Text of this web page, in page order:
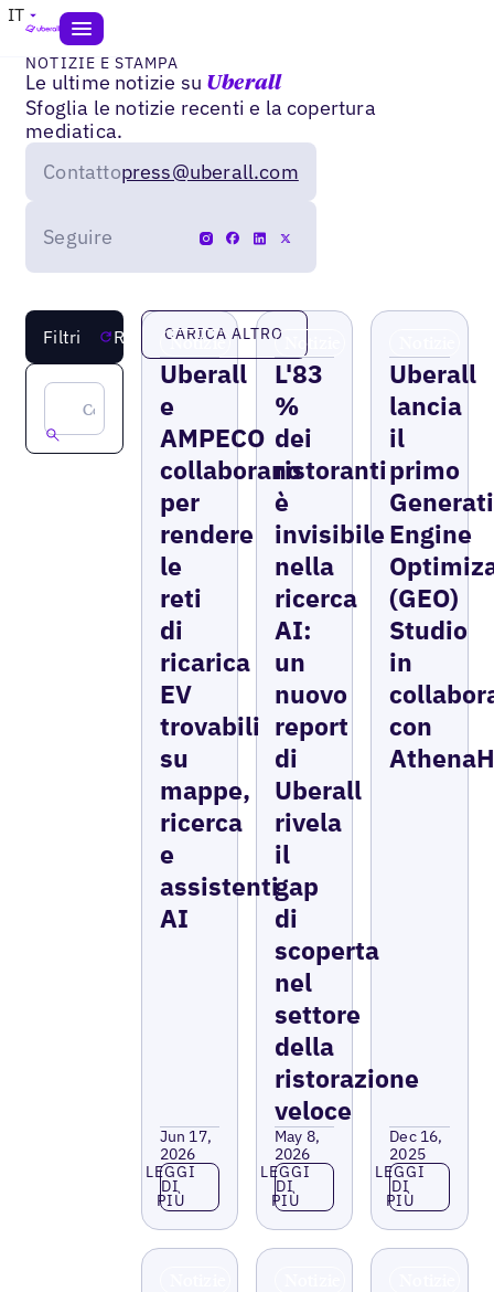
IT
NOTIZIE E STAMPA
Le ultime notizie su Uberall
Sfoglia le notizie recenti e la copertura
mediatica.
Contattopress@uberall.com
Seguire
Filtri Reimposta
Notizie
Uberall
e
AMPECO
collaborano
per
rendere
le
reti
di
ricarica
EV
trovabili
su
mappe,
ricerca
e
assistenti
AI
Jun 17,
2026
Leggi di più
LEGGI
DI
PIÙ
Notizie
L'83
%
dei
ristoranti
è
invisibile
nella
ricerca
AI:
un
nuovo
report
di
Uberall
rivela
il
gap
di
scoperta
nel
settore
della
ristorazione
veloce
May 8,
2026
Leggi di più
LEGGI
DI
PIÙ
Uberall
lancia
il
primo
Engine
(GEO)
Studio
in
con
Dec 16,
2025
Leggi di più
LEGGI
DI
PIÙ
CARICA ALTRO